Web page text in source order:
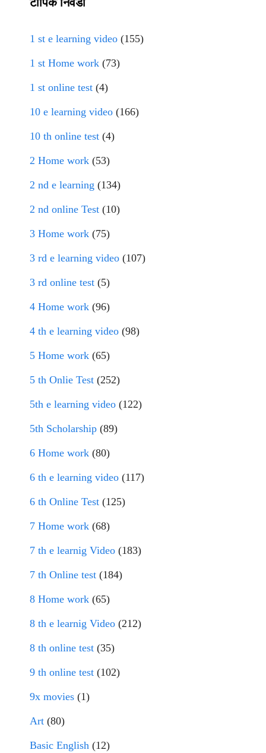
1 st e learning video (155)
1 st Home work (73)
1 st online test (4)
10 e learning video (166)
10 th online test (4)
2 Home work (53)
2 nd e learning (134)
2 nd online Test (10)
3 Home work (75)
3 rd e learning video (107)
3 rd online test (5)
4 Home work (96)
4 th e learning video (98)
5 Home work (65)
5 th Onlie Test (252)
5th e learning video (122)
5th Scholarship (89)
6 Home work (80)
6 th e learning video (117)
6 th Online Test (125)
7 Home work (68)
7 th e learnig Video (183)
7 th Online test (184)
8 Home work (65)
8 th e learnig Video (212)
8 th online test (35)
9 th online test (102)
9x movies (1)
Art (80)
Basic English (12)